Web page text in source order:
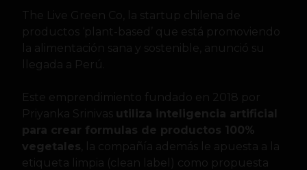
The Live Green Co, la startup chilena de
productos ‘plant-based’ que está promoviendo
la alimentación sana y sostenible, anunció su
llegada a Perú.
Este emprendimiento fundado en 2018 por
Priyanka Srinivas utiliza inteligencia artificial
para crear formulas de productos 100%
vegetales , la compañía además le apuesta a la
etiqueta limpia (clean label) como propuesta